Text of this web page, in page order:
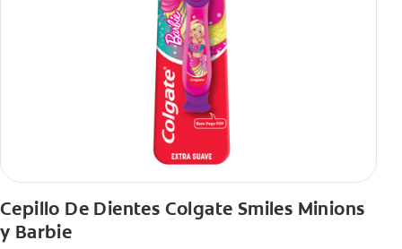
Cepillo De Dientes Colgate Smiles Minions
y Barbie